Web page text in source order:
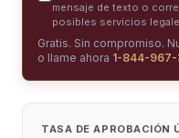
mensaje de texto o
posibles servicios
Gratis. Sin compromiso.
o llame ahora 1-844-
TASA DE APROBACIÓN